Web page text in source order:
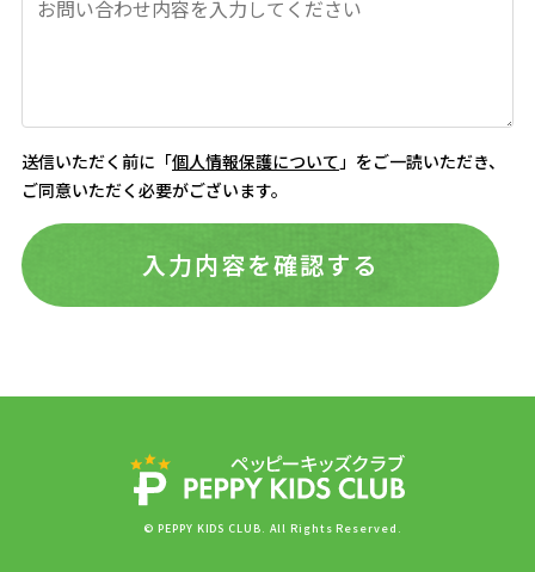
送信いただく前に「個人情報保護について」をご一読いただき、
ご同意いただく必要がございます。
入力内容を確認する
© PEPPY KIDS CLUB. All Rights Reserved.